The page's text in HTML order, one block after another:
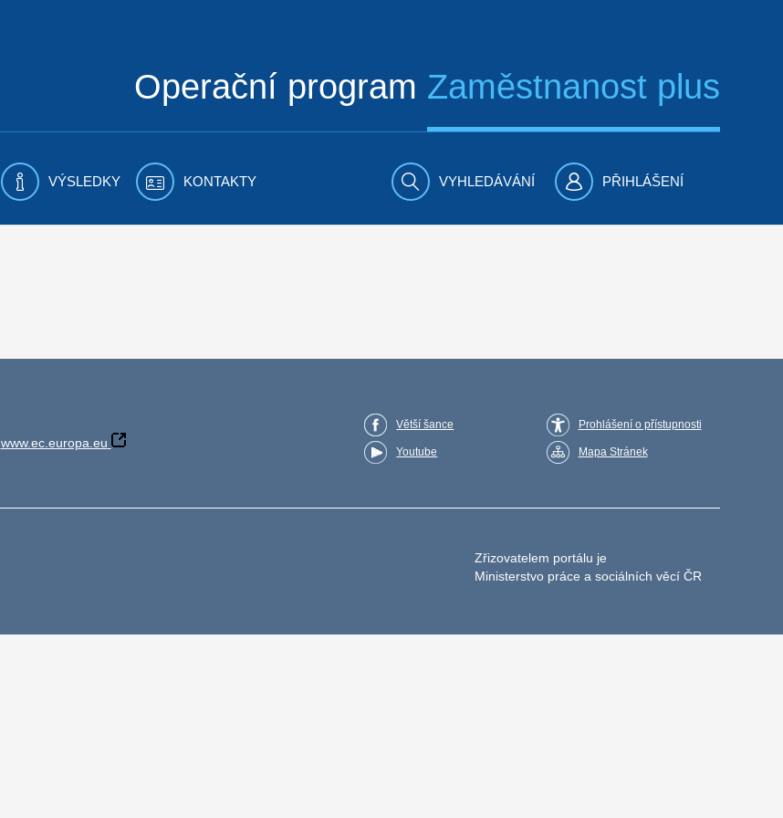
Operační program Zaměstnanost plus
VÝSLEDKY KONTAKTY VYHLEDÁVÁNÍ PŘIHLÁŠENÍ
www.ec.europa.eu
Větší šance
Youtube
Prohlášení o přístupnosti
Mapa Stránek
Zřizovatelem portálu je
Ministerstvo práce a sociálních věcí ČR